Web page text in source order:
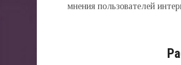
мнения пользователей